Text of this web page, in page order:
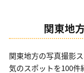
関東地
関東地方の写真撮影
気のスポットを100件